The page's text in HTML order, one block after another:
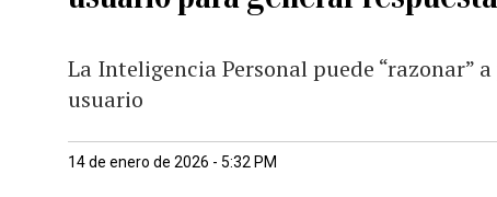
La Inteligencia Personal puede
usuario
14 de enero de 2026 - 5:32 PM